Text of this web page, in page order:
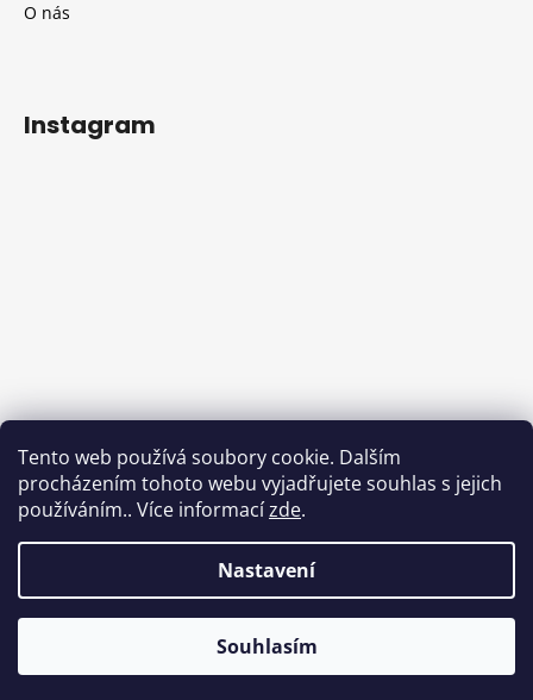
Tento web používá soubory cookie. Dalším
procházením tohoto webu vyjadřujete souhlas s jejich
používáním.. Více informacízde.
Nastavení
Souhlasím
O nás
Instagram
Facebook
DnesObouvam.cz. Všechna práva vyhrazena.